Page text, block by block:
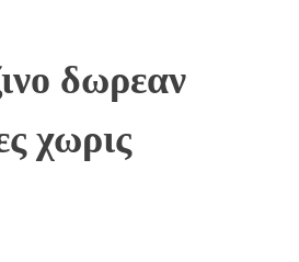
δωρεαν
χωρις